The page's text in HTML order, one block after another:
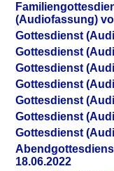
(Audiofassung)
Gottesdienst
Gottesdienst
Gottesdienst
Gottesdienst
Gottesdienst
Gottesdienst
Gottesdienst
18.06.2022